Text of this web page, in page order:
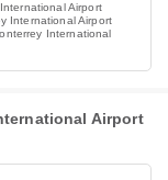
Airport
International Airport
International
Airport